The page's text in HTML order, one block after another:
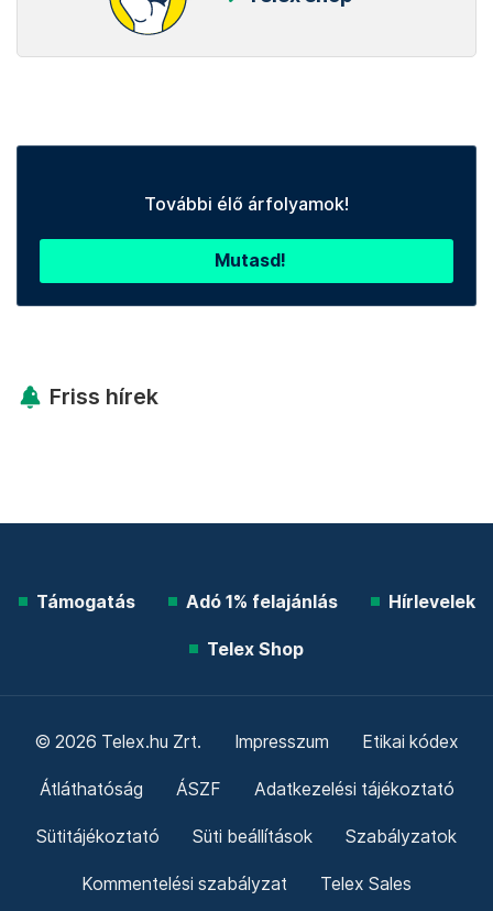
További élő árfolyamok!
Mutasd!
Friss hírek
Támogatás Adó 1% felajánlás Hírlevelek
Telex Shop
© 2026 Telex.hu Zrt. Impresszum Etikai kódex
Átláthatóság ÁSZF Adatkezelési tájékoztató
Sütitájékoztató Süti beállítások Szabályzatok
Kommentelési szabályzat Telex Sales